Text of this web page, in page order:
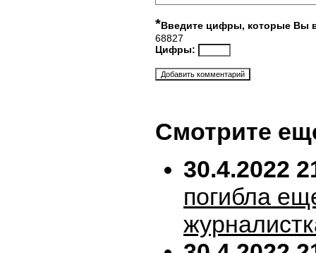
*Введите цифры, которые Вы
68827
Цифры:
Смотрите
30.4.2022
погибла